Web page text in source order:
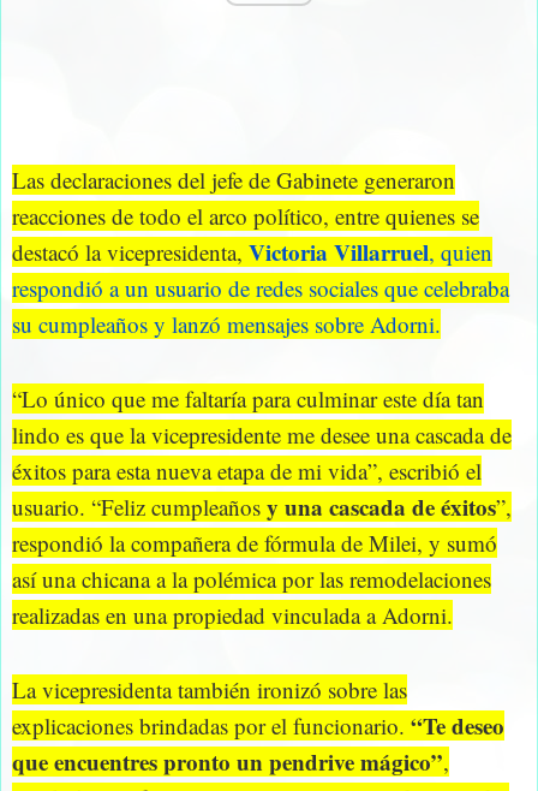
Las declaraciones del jefe de Gabinete generaron
reacciones de todo el arco político, entre quienes se
destacó la vicepresidenta, Victoria Villarruel, quien
respondió a un usuario de redes sociales que celebraba
su cumpleaños y lanzó mensajes sobre Adorni.
“Lo único que me faltaría para culminar este día tan
lindo es que la vicepresidente me desee una cascada de
éxitos para esta nueva etapa de mi vida”, escribió el
usuario. “Feliz cumpleaños y una cascada de éxitos”,
respondió la compañera de fórmula de Milei, y sumó
así una chicana a la polémica por las remodelaciones
realizadas en una propiedad vinculada a Adorni.
La vicepresidenta también ironizó sobre las
explicaciones brindadas por el funcionario. “Te deseo
que encuentres pronto un pendrive mágico”,